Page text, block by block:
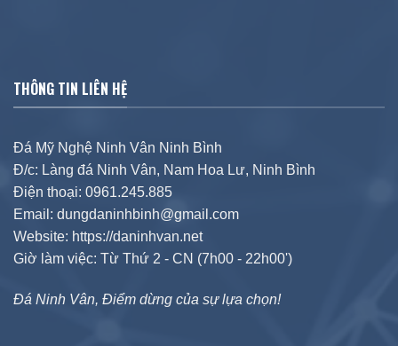
THÔNG TIN LIÊN HỆ
Đá Mỹ Nghệ Ninh Vân Ninh Bình
Đ/c: Làng đá Ninh Vân, Nam Hoa Lư, Ninh Bình
Điện thoại: 0961.245.885
Email: dungdaninhbinh@gmail.com
Website: https://daninhvan.net
Giờ làm việc: Từ Thứ 2 - CN (7h00 - 22h00')
Đá Ninh Vân, Điểm dừng của sự lựa chọn!